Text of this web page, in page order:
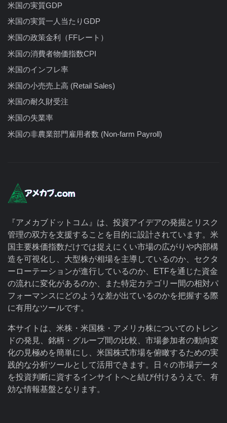
米国の実質GDP
米国の実質一人当たりGDP
米国の政策金利（FFレート）
米国の消費者物価指数CPI
米国のインフレ率
米国の小売売上高 (Retail Sales)
米国の耐久財受注
米国の失業率
米国の非農業部門雇用者数 (Non-farm Payroll)
『アメカブドットコム』は、投資アイデアの発掘とリスク
管理の双方を支援することを目的に設計されています。米
国主要株価指数だけでは捉えにくい市場の広がりや内部構
造を可視化し、大型株が相場を主導しているのか、セクタ
ーローテーションが進行しているのか、ETFを通じた資金
の流れに変化があるのか、また特定カテゴリー間の相対パ
フォーマンスにどのような差が出ているのかを把握する際
に有用なツールです。
本サイトは、米株・米国株・アメリカ株についてのトレン
ドの発見、銘柄・グループ間の比較、市場参加者の動向変
化の見極めを簡単にし、米国株式市場を俯瞰するための実
践的な分析ツールとして活用できます。日々の市場データ
を投資判断に資するインサイトへと結び付けるうえで、有
効な情報基盤となります。